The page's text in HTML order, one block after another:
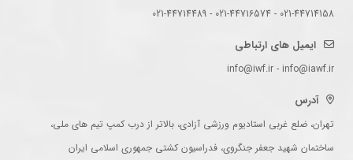
021-44714158 - 021-44716574 - 021-44714489
ایمیل های ارتباطی
info@iwf.ir - info@iawf.ir
آدرس
تهران، ضلع غربی استادیوم ورزشی آزادی، بالاتر از درب کمپ تیم های ملی،
ساختمان شهید جعفر جنگروی، فدراسیون کشتی جمهوری اسلامی ایران